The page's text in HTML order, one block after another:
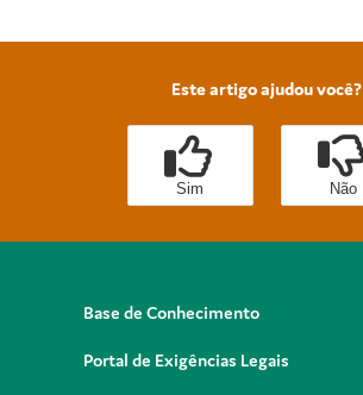
Este artigo ajudou você?
Sim Não
Base de Conhecimento
Portal de Exigências Legais